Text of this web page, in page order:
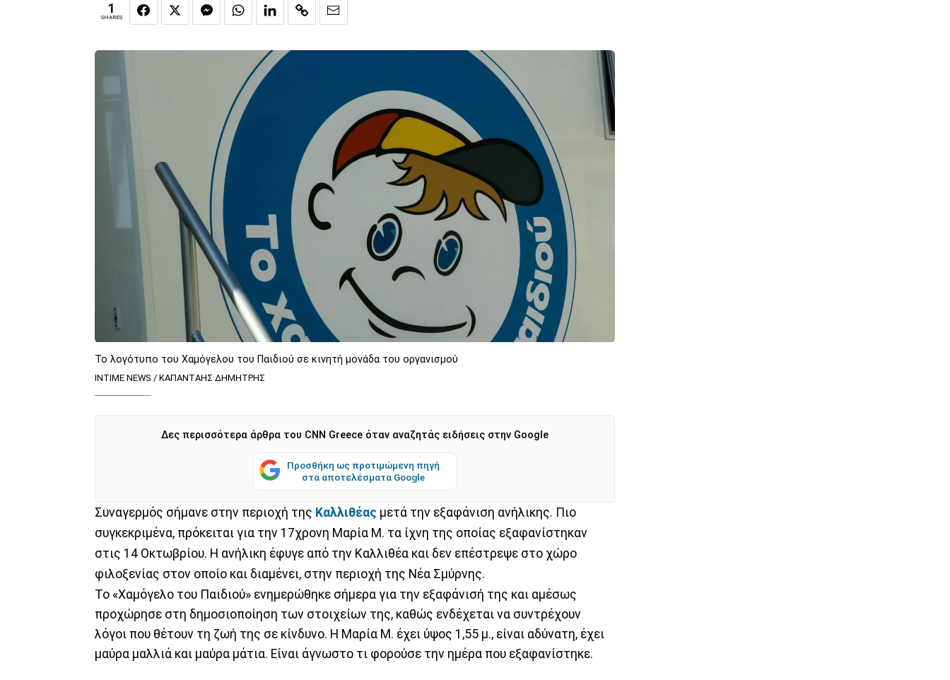
1
SHARES
Το λογότυπο του Χαμόγελου του Παιδιού σε κινητή μονάδα του οργανισμού
INTIME NEWS / ΚΑΠΑΝΤΑΗΣ ΔΗΜΗΤΡΗΣ
Δες περισσότερα άρθρα του CNN Greece όταν αναζητάς ειδήσεις στην Google
Προσθήκη ως προτιμώμενη πηγή
στα αποτελέσματα Google
Συναγερμός σήμανε στην περιοχή της Καλλιθέας μετά την εξαφάνιση ανήλικης. Πιο
συγκεκριμένα, πρόκειται για την 17χρονη Μαρία Μ. τα ίχνη της οποίας εξαφανίστηκαν
στις 14 Οκτωβρίου. Η ανήλικη έφυγε από την Καλλιθέα και δεν επέστρεψε στο χώρο
φιλοξενίας στον οποίο και διαμένει, στην περιοχή της Νέα Σμύρνης.
Το «Χαμόγελο του Παιδιού» ενημερώθηκε σήμερα για την εξαφάνισή της και αμέσως
προχώρησε στη δημοσιοποίηση των στοιχείων της, καθώς ενδέχεται να συντρέχουν
λόγοι που θέτουν τη ζωή της σε κίνδυνο. Η Μαρία Μ. έχει ύψος 1,55 μ., είναι αδύνατη, έχει
μαύρα μαλλιά και μαύρα μάτια. Είναι άγνωστο τι φορούσε την ημέρα που εξαφανίστηκε.